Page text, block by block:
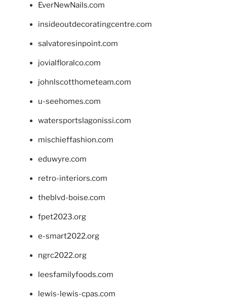
EverNewNails.com
insideoutdecoratingcentre.com
salvatoresinpoint.com
jovialfloralco.com
johnlscotthometeam.com
u-seehomes.com
watersportslagonissi.com
mischieffashion.com
eduwyre.com
retro-interiors.com
theblvd-boise.com
fpet2023.org
e-smart2022.org
ngrc2022.org
leesfamilyfoods.com
lewis-lewis-cpas.com